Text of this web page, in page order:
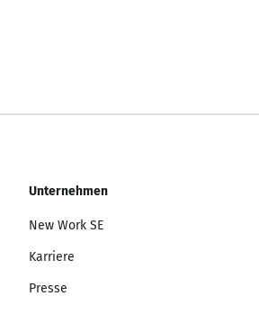
Unternehmen
New Work SE
Karriere
Presse